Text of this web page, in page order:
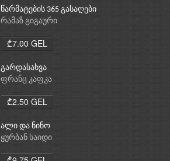
წარმატების 365 გასაღები
რამაზ გიგაური
₾7.00 GEL
გარდასახვა
ფრანც კაფკა
₾2.50 GEL
ალი და ნინო
ყურბან საიდი